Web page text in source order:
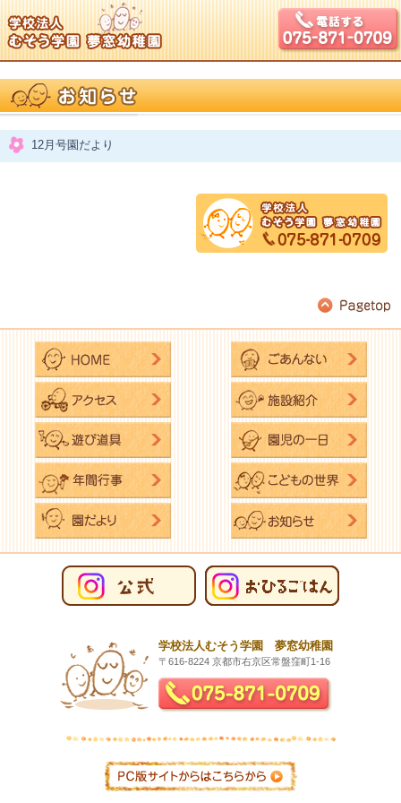
12月号園だより
学校法人むそう学園 夢窓幼稚園
〒616-8224 京都市右京区常盤窪町1-16